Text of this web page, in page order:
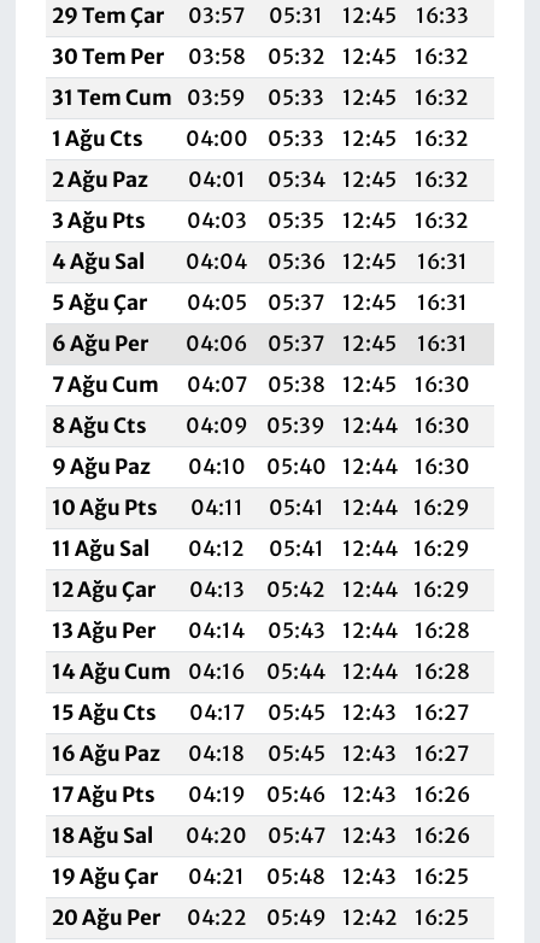
29 Tem Çar
03:57 05:31 12:45 16:33
30 Tem Per
03:58 05:32 12:45 16:32
31 Tem Cum
03:59 05:33 12:45 16:32
1 Ağu Cts
04:00 05:33 12:45 16:32
2 Ağu Paz
04:01 05:34 12:45 16:32
3 Ağu Pts
04:03 05:35 12:45 16:32
4 Ağu Sal
04:04 05:36 12:45 16:31
5 Ağu Çar
04:05 05:37 12:45 16:31
6 Ağu Per
04:06 05:37 12:45 16:31
7 Ağu Cum
04:07 05:38 12:45 16:30
8 Ağu Cts
04:09 05:39 12:44 16:30
9 Ağu Paz
04:10 05:40 12:44 16:30
10 Ağu Pts
04:11 05:41 12:44 16:29
11 Ağu Sal
04:12 05:41 12:44 16:29
12 Ağu Çar
04:13 05:42 12:44 16:29
13 Ağu Per
04:14 05:43 12:44 16:28
14 Ağu Cum
04:16 05:44 12:44 16:28
15 Ağu Cts
04:17 05:45 12:43 16:27
16 Ağu Paz
04:18 05:45 12:43 16:27
17 Ağu Pts
04:19 05:46 12:43 16:26
18 Ağu Sal
04:20 05:47 12:43 16:26
19 Ağu Çar
04:21 05:48 12:43 16:25
20 Ağu Per
04:22 05:49 12:42 16:25